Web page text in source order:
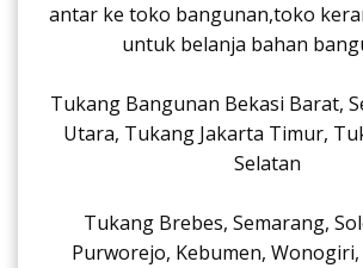
antar ke toko bangunan,toko
untuk belanja bahan
Tukang Bangunan Bekasi Barat,
Utara, Tukang Jakarta Timur,
Selatan
Tukang Brebes, Semarang,
Purworejo, Kebumen, Wonogiri,